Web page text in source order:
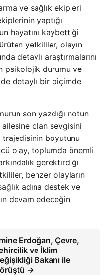
ve sağlık ekipleri
yaptığı
hayatını kaybettiği
yetkililer, olayın
detaylı araştırmalarını
psikolojik durumu ve
detaylı bir biçimde
son yazdığı notun
olan sevgisini
trajedisinin boyutunu
olay, toplumda önemli
gerektirdiği
benzer olayların
adına destek ve
devam edeceğini
Erdoğan, Çevre,
ve İklim
Bakanı ile
→